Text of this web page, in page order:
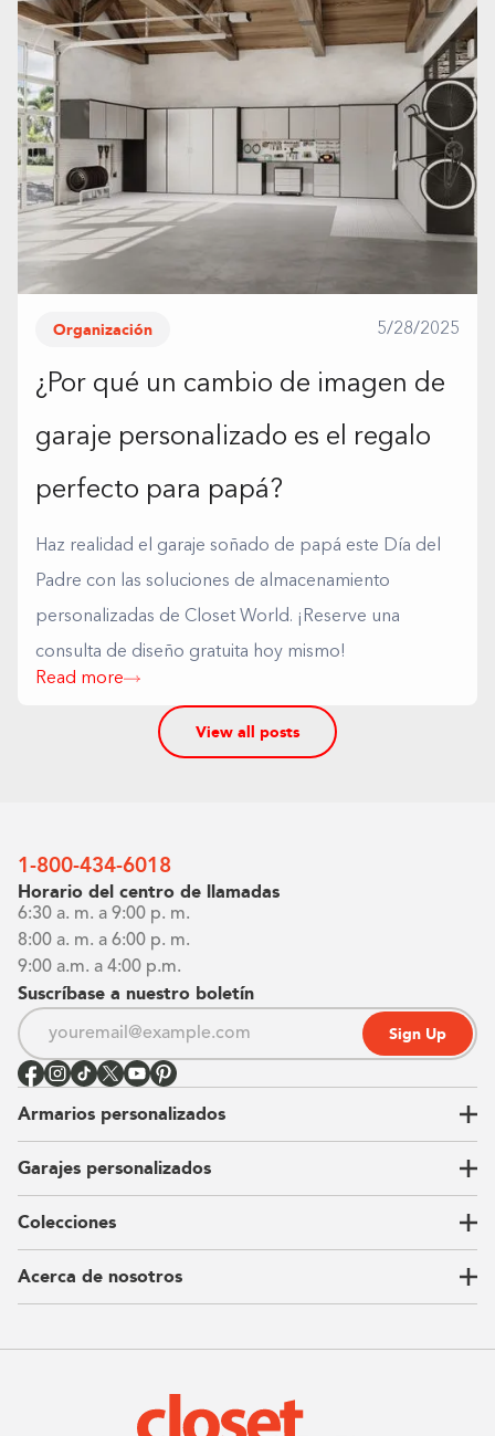
Organización 5/28/2025
¿Por qué un cambio de imagen de
garaje personalizado es el regalo
perfecto para papá?
Haz realidad el garaje soñado de papá este Día del
Padre con las soluciones de almacenamiento
personalizadas de Closet World. ¡Reserve una
consulta de diseño gratuita hoy mismo!
Read more
View all posts
1-800-434-6018
Horario del centro de llamadas
6:30 a. m. a 9:00 p. m.
8:00 a. m. a 6:00 p. m.
9:00 a.m. a 4:00 p.m.
Suscríbase a nuestro boletín
Sign Up
Armarios personalizados
Vestidores
Armarios de pared
Guardarropas
Armarios para niños
Garajes personalizados
Nuestra historia
Our Process
Carta del CEO
Sostenibilidad
Colecciones
Ubicaciones
Contacto
Acerca de nosotros